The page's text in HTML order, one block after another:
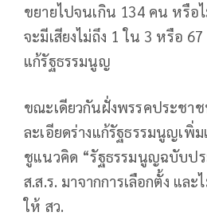
ขยายไปจนเกิน 134 คน หรือ
จะมีเสียงไม่ถึง 1 ใน 3 หรือ
แก้รัฐธรรมนูญ
ขณะเดียวกันฝั่งพรรคประชาช
ละเอียดร่างแก้รัฐธรรมนูญเพิ่
ชูแนวคิด “รัฐธรรมนูญฉบับป
ส.ส.ร. มาจากการเลือกตั้ง แล
ให้ สว.